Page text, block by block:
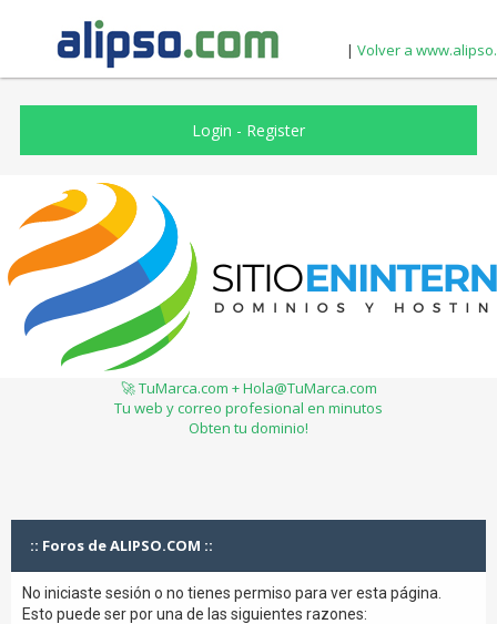
| Volver a
Login - Register
🚀 TuMarca.com + Hola@TuMarca.com
Tu web y correo profesional en minutos
Obten tu dominio!
:: Foros de ALIPSO.COM ::
No iniciaste sesión o no tienes permiso para ver esta página.
Esto puede ser por una de las siguientes razones: